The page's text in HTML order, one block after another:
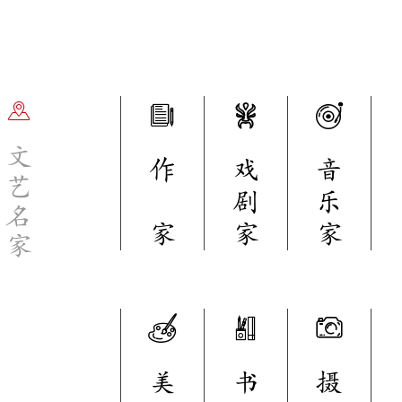
文
艺
名
家
作
家
戏
剧
家
音
乐
家
美
书
摄